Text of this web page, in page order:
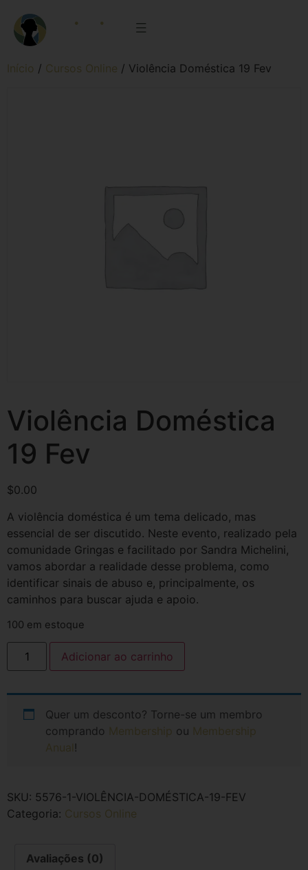
Início / Cursos Online / Violência Doméstica 19 Fev
Violência Doméstica
19 Fev
$0.00
A violência doméstica é um tema delicado, mas
essencial de ser discutido. Neste evento, realizado pela
comunidade Gringas e facilitado por Sandra Michelini,
vamos abordar a realidade desse problema, como
identificar sinais de abuso e, principalmente, os
caminhos para buscar ajuda e apoio.
100 em estoque
Adicionar ao carrinho
Quer um desconto? Torne-se um membro
comprando Membership ou Membership
Anual !
SKU: 5576-1-VIOLÊNCIA-DOMÉSTICA-19-FEV
Categoria: Cursos Online
Avaliações (0)